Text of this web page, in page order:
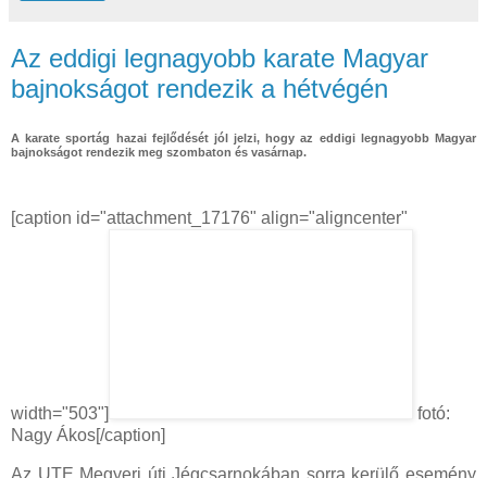
Az eddigi legnagyobb karate Magyar
bajnokságot rendezik a hétvégén
A karate sportág hazai fejlődését jól jelzi, hogy az eddigi legnagyobb Magyar
bajnokságot rendezik meg szombaton és vasárnap.
[caption id="attachment_17176" align="aligncenter"
width="503"]
fotó:
Nagy Ákos[/caption]